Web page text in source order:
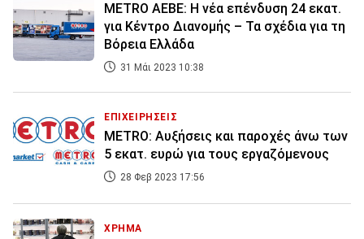
ΜΕΤRO ΑΕΒΕ: Η νέα επένδυση 24 εκατ.
για Κέντρο Διανομής – Τα σχέδια για τη
Βόρεια Ελλάδα
31 Μάι 2023 10:38
ΕΠΙΧΕΙΡΗΣΕΙΣ
METRO: Αυξήσεις και παροχές άνω των
5 εκατ. ευρώ για τους εργαζόμενους
28 Φεβ 2023 17:56
ΧΡΗΜΑ